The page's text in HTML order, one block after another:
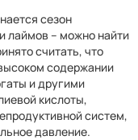
сезон
лаймов – можно найти
считать, что
содержании
и другими
кислоты,
систем,
давление.